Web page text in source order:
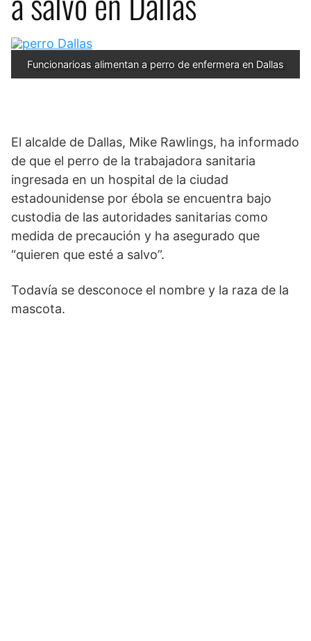
Funcionarioas alimentan a perro de enfermera en Dallas
El alcalde de Dallas, Mike Rawlings, ha informado
de que el perro de la trabajadora sanitaria
ingresada en un hospital de la ciudad
estadounidense por ébola se encuentra bajo
custodia de las autoridades sanitarias como
medida de precaución y ha asegurado que
“quieren que esté a salvo”.
Todavía se desconoce el nombre y la raza de la
mascota.